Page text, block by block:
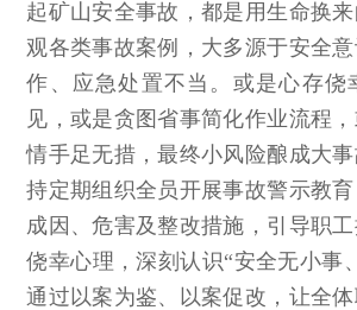
起矿山安全事故，都是用生命换
观各类事故案例，大多源于安全
作、应急处置不当。或是心存侥
见，或是贪图省事简化作业流程
情手足无措，最终小风险酿成大
持定期组织全员开展事故警示教
成因、危害及整改措施，引导职
侥幸心理，深刻认识“安全无小事
通过以案为鉴、以案促改，让全